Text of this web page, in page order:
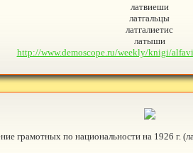
латвиеши
латгальцы
латгалиетис
латыши
http://www.demoscope.ru/weekly/knigi/
грамотных по национальности на 1926 г.